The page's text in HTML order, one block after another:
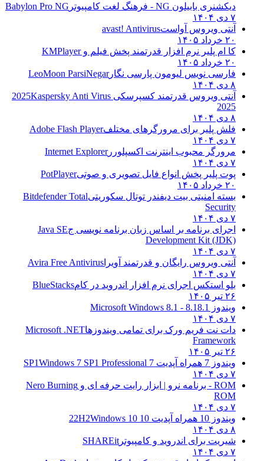
دیکشنری بابیلون NG - فرهنگ لغت کامپیوتر
Babylon Pro NG
۷ دی ۱۴۰۴
آنتی ویروس آواستavast! Antivirus
۲۰ خرداد ۱۴۰۵
کا ام پلیر نرم افزار قدرتمند پخش فیلم وKMPlayer
۲۰ خرداد ۱۴۰۵
فارسی نویس لیومون پارسی نگارLeoMoon ParsiNegar
۸ دی ۱۴۰۴
آنتی ویروس قدرتمند کسپرسکی 2025 Kaspersky Anti Virus
2025
۸ دی ۱۴۰۴
فلش پلیر برای مرورگرهای مختلفAdobe Flash Player
۷ دی ۱۴۰۴
مرورگر محبوب اینترنت اکسپلوررInternet Explorer
۷ دی ۱۴۰۴
پوت پلیر پخش انواع فایل تصویری و صوتیPotPlayer
۲۰ خرداد ۱۴۰۵
بسته امنیتی بیت دیفندر توتال سکوریتیBitdefender Total
Security
۷ دی ۱۴۰۴
اجرای برنامه بر اساس زبان برنامه نویسی جJava SE
Development Kit (JDK)
۷ دی ۱۴۰۴
آنتی ویروس رایگان و قدرتمند آویرا Avira Free Antivirus
۷ دی ۱۴۰۴
بلو استکس اجرای نرم افزار اندروید در کامBlueStacks
۲۶ تیر ۱۴۰۵
ویندوز 8.1
8.1 - Microsoft Windows 8.1
۷ دی ۱۴۰۴
دات نت فریم ورک برای تمامی ویندوزهاMicrosoft .NET
Framework
۲۶ تیر ۱۴۰۵
ویندوز 7 همراه آپدیت 7 SP1
Windows 7 SP1 Professional
۷ دی ۱۴۰۴
ROM - برنامه نرو | ابزار رایت حرفه ای و
Nero Burning
ROM
۷ دی ۱۴۰۴
ویندوز 10 همراه آپدیت 10 22H2
Windows 10
۸ دی ۱۴۰۴
شیریت برای اندروید و کامپیوتر SHAREit
۷ دی ۱۴۰۴